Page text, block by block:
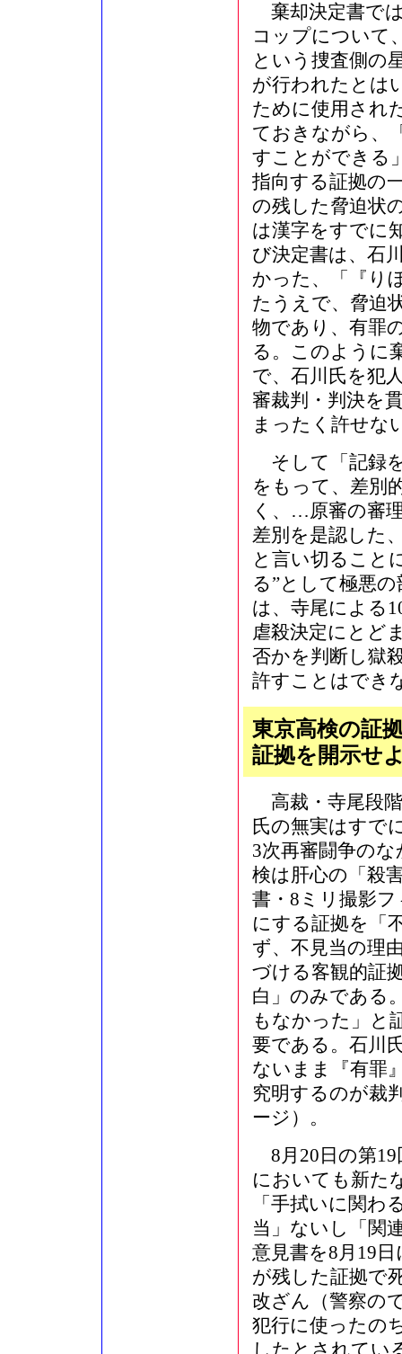
棄却決定書で
コップについて
という捜査側の
が行われたとは
ために使用され
ておきながら、
すことができる
指向する証拠の
の残した脅迫状
は漢字をすでに
び決定書は、石
かった、「『り
たうえで、脅迫
物であり、有罪
る。このように
で、石川氏を犯
審裁判・判決を
まったく許せな
そして「記録
をもって、差別
く、…原審の審
差別を是認した
と言い切ること
る”として極悪
は、寺尾による
虐殺決定にとど
否かを判断し獄
許すことはでき
東京高検の証
証拠を開示せ
高裁・寺尾段
氏の無実はすで
3次再審闘争の
検は肝心の「殺
書・8ミリ撮影
にする証拠を「
ず、不見当の理
づける客観的証
白」のみである
もなかった」と
要である。石川
ないまま『有罪
究明するのが裁
ージ）。
8月20日の第19
においても新た
「手拭いに関わ
当」ないし「関
意見書を8月19
が残した証拠で
改ざん（警察の
犯行に使ったの